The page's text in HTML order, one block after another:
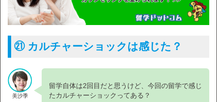
㉑ カルチャーショックは感じた？
美沙季
留学自体は2回目だと思うけど、今回の留学で感じ
たカルチャーショックってある？